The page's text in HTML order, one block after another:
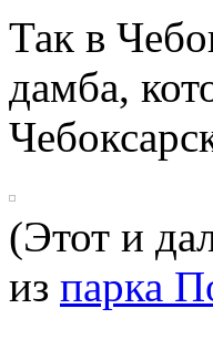
Так в
дамба,
(Этот и
из парка